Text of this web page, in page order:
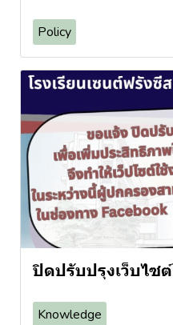
Policy
ปิดปรับปรุงเว็บไซต์
Knowledge